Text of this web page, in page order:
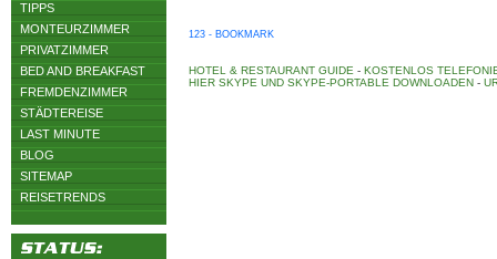
TIPPS
MONTEURZIMMER
PRIVATZIMMER
BED AND BREAKFAST
FREMDENZIMMER
STÄDTEREISE
LAST MINUTE
BLOG
SITEMAP
REISETRENDS
123 - BOOKMARK
HOTEL & RESTAURANT GUIDE - KOSTENLOS
HIER SKYPE UND SKYPE-PORTABLE DOWNLOADEN -